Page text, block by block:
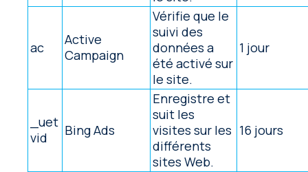
ac
Active
Campaign
Vérifie que le
suivi des
données a
été activé sur
le site.
1 jour
_uet
vid
Bing Ads
Enregistre et
suit les
visites sur les
différents
sites Web.
16 jours